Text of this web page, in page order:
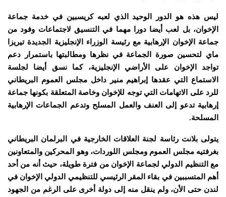
ليس هذه هو الدور الوحيد الذي لعبه كريسبين في خدمة جماعة
الإخوان، بل لعب أيضا دورا مهما في التنسيق لاجتماعات وفود من
جماعة الإخوان الإرهابية مع رئيسة الوزراء الإنجليزية الجديدة تيريزا
ماي لتحسين صورة الجماعة في نظرها ومطالبتها باستمرار دعم
تواجد الإخوان على الأراضي الإنجليزية، كما نسق أيضا لجلسة
الاستماع التي عقدها إبراهيم منير داخل مجلس العموم البريطاني
للرد على الاتهامات التي توجه للإخوان وخاصة المتعلقة بكونها جماعة
إرهابية تدعو إلى العنف والعمل المسلح وتدعم الجماعات الإرهابية
المسلحة.
يتولى بلانت رئاسة لجنة العلاقات الخارجية في البرلمان البريطاني
بغرفتيه مجلس العموم ومجلس اللوردات، وهو المحركين والمتعاونين
مع التنظيم الدولي لجماعة الإخوان من فترة طويلة، حيث أنه من أحد
أهم المتسببين في بقاء المقر الرئيسي للتنظيمي الدولي الإخوان في
لندن حتى الأن، ولم ينقل منه إلى دولة أخرى على الرغم من الجهود